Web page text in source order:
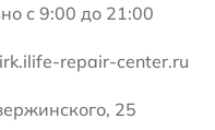
с 9:00 до 21:00
repair-center.ru
25